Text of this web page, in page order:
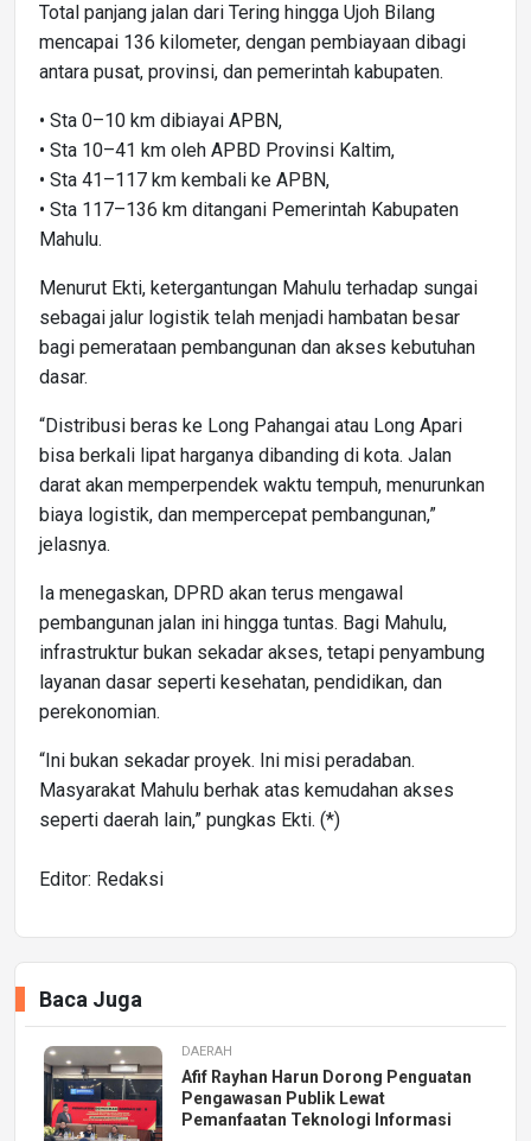
Total panjang jalan dari Tering hingga Ujoh Bilang
mencapai 136 kilometer, dengan pembiayaan dibagi
antara pusat, provinsi, dan pemerintah kabupaten.
• Sta 0–10 km dibiayai APBN,
• Sta 10–41 km oleh APBD Provinsi Kaltim,
• Sta 41–117 km kembali ke APBN,
• Sta 117–136 km ditangani Pemerintah Kabupaten
Mahulu.
Menurut Ekti, ketergantungan Mahulu terhadap sungai
sebagai jalur logistik telah menjadi hambatan besar
bagi pemerataan pembangunan dan akses kebutuhan
dasar.
“Distribusi beras ke Long Pahangai atau Long Apari
bisa berkali lipat harganya dibanding di kota. Jalan
darat akan memperpendek waktu tempuh, menurunkan
biaya logistik, dan mempercepat pembangunan,”
jelasnya.
Ia menegaskan, DPRD akan terus mengawal
pembangunan jalan ini hingga tuntas. Bagi Mahulu,
infrastruktur bukan sekadar akses, tetapi penyambung
layanan dasar seperti kesehatan, pendidikan, dan
perekonomian.
“Ini bukan sekadar proyek. Ini misi peradaban.
Masyarakat Mahulu berhak atas kemudahan akses
seperti daerah lain,” pungkas Ekti. (*)
Editor: Redaksi
Baca Juga
DAERAH
Afif Rayhan Harun Dorong Penguatan
Pengawasan Publik Lewat
Pemanfaatan Teknologi Informasi